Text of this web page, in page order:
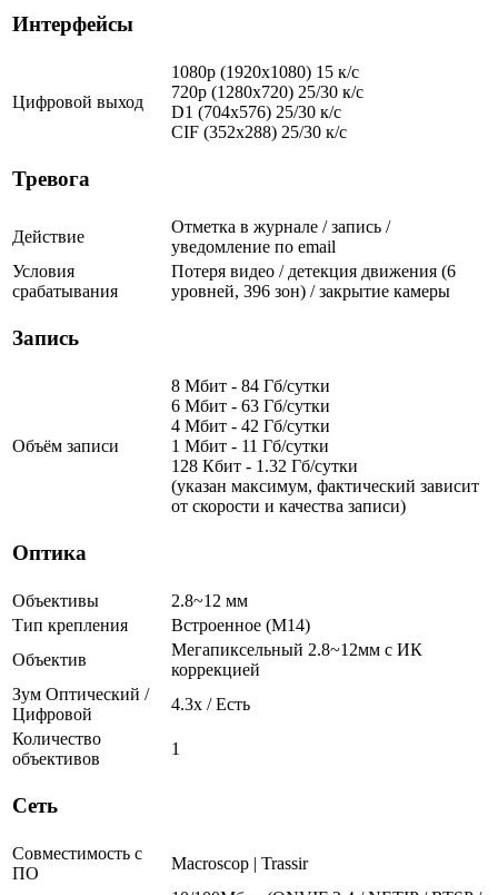
Интерфейсы
Цифровой выход
1080p (1920x1080) 15 к/с
720p (1280x720) 25/30 к/с
D1 (704x576) 25/30 к/с
CIF (352x288) 25/30 к/с
Тревога
Действие
Отметка в журнале / запись /
уведомление по email
Условия
срабатывания
Потеря видео / детекция движения (6
уровней, 396 зон) / закрытие камеры
Запись
Объём записи
8 Мбит - 84 Гб/сутки
6 Мбит - 63 Гб/сутки
4 Мбит - 42 Гб/сутки
1 Мбит - 11 Гб/сутки
128 Кбит - 1.32 Гб/сутки
(указан максимум, фактический зависит
от скорости и качества записи)
Оптика
Объективы
2.8~12 мм
Тип крепления
Встроенное (М14)
Объектив
Мегапиксельный 2.8~12мм с ИК
коррекцией
Зум Оптический /
Цифровой
4.3х / Есть
Количество
объективов
1
Сеть
Совместимость с
ПО
Macroscop | Trassir